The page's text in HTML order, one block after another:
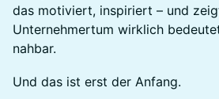
das motiviert, inspiriert – und
Unternehmertum wirklich
nahbar.
Und das ist erst der Anfang.